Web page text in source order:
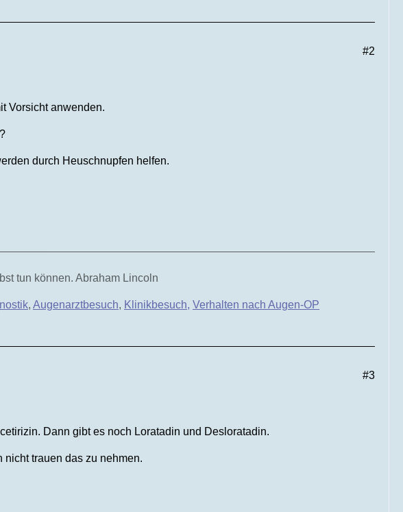
#2
Vorsicht anwenden.
durch Heuschnupfen helfen.
tun können. Abraham Lincoln
, Augenarztbesuch, Klinikbesuch, Verhalten nach Augen-OP
#3
Dann gibt es noch Loratadin und Desloratadin.
trauen das zu nehmen.